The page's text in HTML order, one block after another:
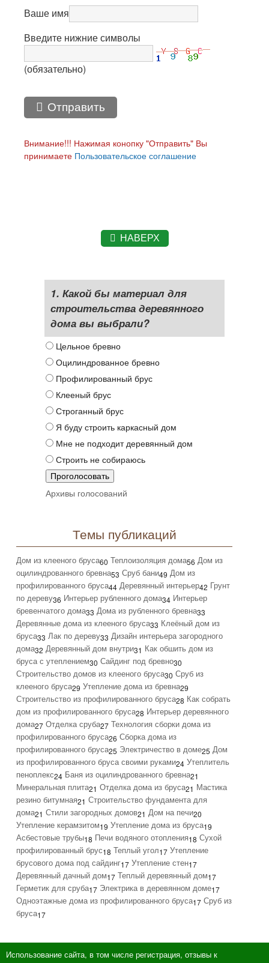
Ваше имя
Введите нижние символы
(обязательно)
Отправить
Внимание!!! Нажимая конопку "Отправить" Вы
принимаете Пользовательское соглашение
НАВЕРХ
1. Какой бы материал для
строительства деревянного
дома вы выбрали?
Цельное бревно
Оцилиндрованное бревно
Профилированный брус
Клееный брус
Строганный брус
Я буду строить каркасный дом
Мне не подходит деревянный дом
Строить не собираюсь
Архивы голосований
Темы публикаций
Дом из клееного бруса60 Теплоизоляция дома56 Дом из
оцилиндрованного бревна53 Сруб бани49 Дом из
профилированного бруса44 Деревянный интерьер42 Грунт
по дереву36 Интерьер рубленного дома34 Интерьер
бревенчатого дома33 Дома из рубленного бревна33
Деревянные дома из клееного бруса33 Клеёный дом из
бруса33 Лак по дереву33 Дизайн интерьера загородного
дома32 Деревянный дом внутри31 Как обшить дом из
бруса с утеплением30 Сайдинг под бревно30
Строительство домов из клееного бруса30 Сруб из
клееного бруса29 Утепление дома из бревна29
Строительство из профилированного бруса28 Как собрать
дом из профилированного бруса28 Интерьер деревянного
дома27 Отделка сруба27 Технология сборки дома из
профилированного бруса26 Сборка дома из
профилированного бруса25 Электричество в доме25 Дом
из профилированного бруса своими руками24 Утеплитель
пеноплекс24 Баня из оцилиндрованного бревна21
Минеральная плита21 Отделка дома из бруса21 Мастика
резино битумная21 Строительство фундамента для
дома21 Стили загородных домов21 Дом на печи20
Утепление керамзитом19 Утепление дома из бруса19
Асбестовые трубы18 Печи водяного отопления18 Сухой
профилированный брус18 Теплый угол17 Утепление
брусового дома под сайдинг17 Утепление стен17
Деревянный дачный дом17 Теплый деревянный дом17
Герметик для сруба17 Электрика в деревянном доме17
Одноэтажные дома из профилированного бруса17 Сруб из
бруса17
Использование сайта, в том числе регистрация, отзывы к